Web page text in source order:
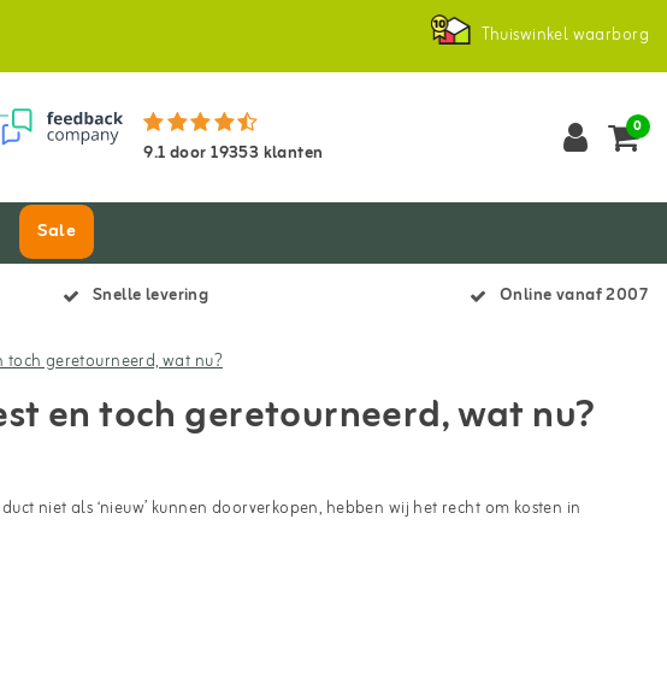
Thuiswinkel waarborg
9.1door19353 klanten
0
Sale
Snelle levering Online vanaf 2007
toch geretourneerd, wat nu?
en toch geretourneerd, wat nu?
niet als ‘nieuw’ kunnen doorverkopen, hebben wij het recht om kosten in